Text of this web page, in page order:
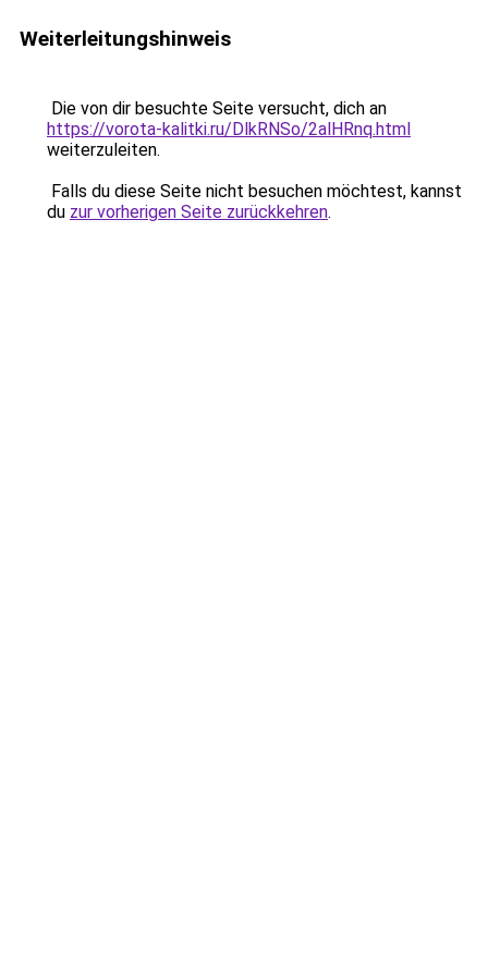
Weiterleitungshinweis
Die von dir besuchte Seite versucht, dich an
https://vorota-kalitki.ru/DlkRNSo/2alHRnq.html
weiterzuleiten.
Falls du diese Seite nicht besuchen möchtest, kannst
du zur vorherigen Seite zurückkehren.